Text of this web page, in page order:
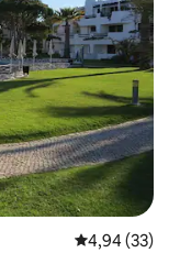
5 üzerinden
4,94 (33)